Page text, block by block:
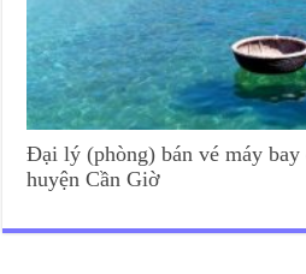
Đại lý (phòng) bán vé máy
huyện Cần Giờ